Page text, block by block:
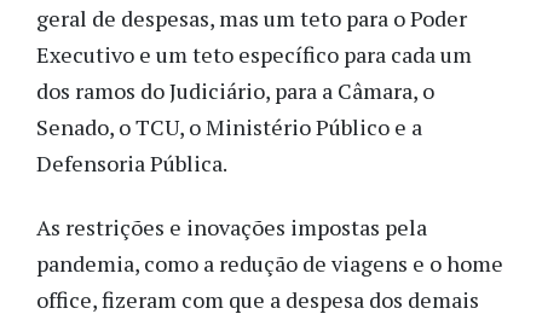
geral de despesas, mas um teto para o Poder
Executivo e um teto específico para cada um
dos ramos do Judiciário, para a Câmara, o
Senado, o TCU, o Ministério Público e a
Defensoria Pública.
As restrições e inovações impostas pela
pandemia, como a redução de viagens e o home
office, fizeram com que a despesa dos demais